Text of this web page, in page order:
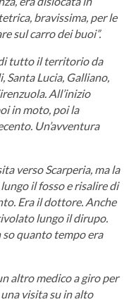
bravissima, per le
sul carro dei buoi”.
tutto il territorio da
Santa Lucia, Galliano,
All’inizio
in moto, poi la
Un’avventura
verso Scarperia, ma la
il fosso e risalire di
Era il dottore. Anche
lungo il dirupo.
so quanto tempo era
altro medico a giro per
visita su in alto